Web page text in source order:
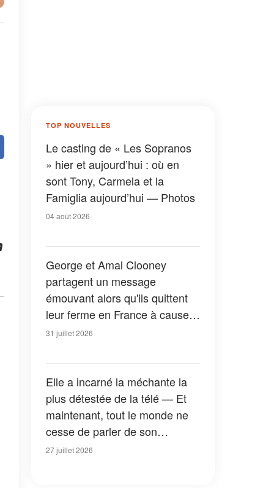
TOP NOUVELLES
Le casting de « Les Sopranos
» hier et aujourd’hui : où en
sont Tony, Carmela et la
Famiglia aujourd’hui — Photos
04 août 2026
George et Amal Clooney
partagent un message
émouvant alors qu'ils quittent
leur ferme en France à cause
des feux de forêt — Tous les
31 juillet 2026
Elle a incarné la méchante la
plus détestée de la télé — Et
maintenant, tout le monde ne
cesse de parler de son
apparition dans la nouvelle
27 juillet 2026